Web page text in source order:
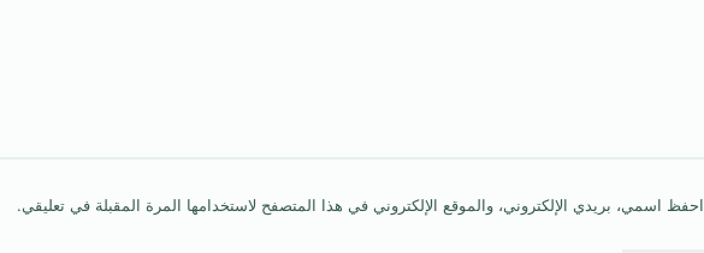
احفظ اسمي، بريدي الإلكتروني، والموقع الإلكتروني في هذا المتصفح لاستخدامها المرة المقبلة في تعليقي.